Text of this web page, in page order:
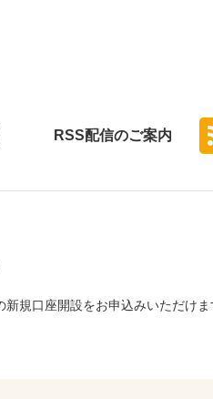
RSS配信のご案内
新規口座開設をお申込みいただけま